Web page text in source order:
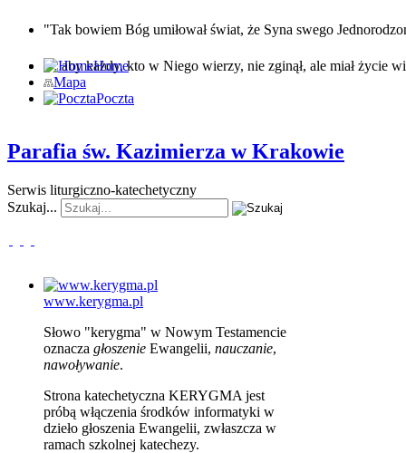
"Tak bowiem Bóg umiłował świat, że Syna swego
… aby każdy, kto w Niego wierzy, nie zginął, ale miał życie
Home
Mapa
Poczta
Parafia św. Kazimierza w Krakowie
Serwis liturgiczno-katechetyczny
Szukaj...
www.kerygma.pl
Słowo "kerygma" w Nowym Testamencie
oznacza głoszenie Ewangelii, nauczanie,
nawoływanie.
Strona katechetyczna KERYGMA jest
próbą włączenia środków informatyki w
dzieło głoszenia Ewangelii, zwłaszcza w
ramach szkolnej katechezy.